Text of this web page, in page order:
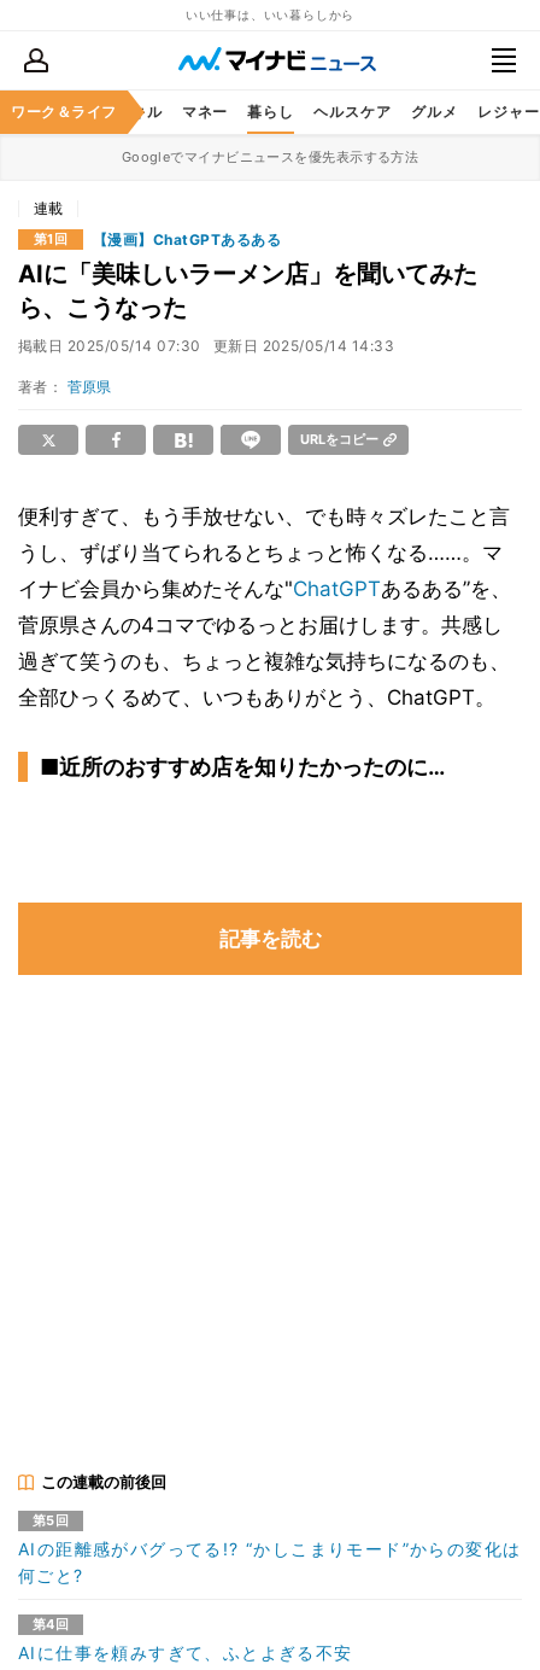
いい仕事は、いい暮らしから
ワーク＆ライフ
ア ビジネススキル マネー 暮らし ヘルスケア グルメ レジャー
Googleでマイナビニュースを優先表示する方法
連載
第1回 【漫画】ChatGPTあるある
AIに「美味しいラーメン店」を聞いてみた
ら、こうなった
掲載日 2025/05/14 07:30 更新日 2025/05/14 14:33
著者： 菅原県
URLをコピー
便利すぎて、もう手放せない、でも時々ズレたこと言
うし、ずばり当てられるとちょっと怖くなる……。マ
イナビ会員から集めたそんな"ChatGPTあるある”を、
菅原県さんの4コマでゆるっとお届けします。共感し
過ぎて笑うのも、ちょっと複雑な気持ちになるのも、
全部ひっくるめて、いつもありがとう、ChatGPT。
■近所のおすすめ店を知りたかったのに…
記事を読む
この連載の前後回
第5回
AIの距離感がバグってる!? “かしこまりモード”からの変化は
何ごと?
第4回
AIに仕事を頼みすぎて、ふとよぎる不安